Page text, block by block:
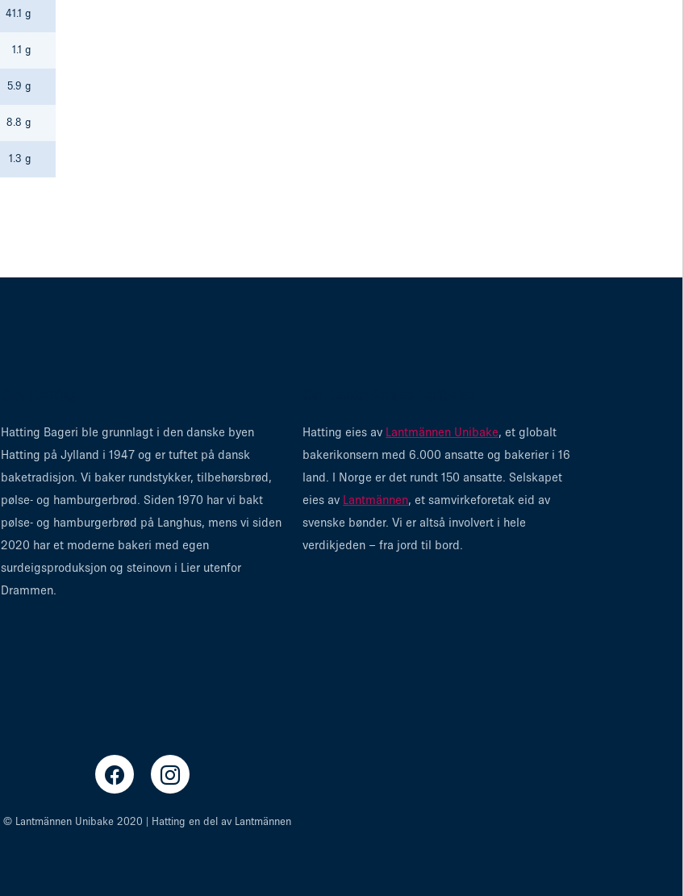
41.1 g
1.1 g
5.9 g
8.8 g
1.3 g
Hatting Bageri ble grunnlagt i den danske byen
Hatting på Jylland i 1947 og er tuftet på dansk
baketradisjon. Vi baker rundstykker, tilbehørsbrød,
pølse- og hamburgerbrød. Siden 1970 har vi bakt
pølse- og hamburgerbrød på Langhus, mens vi siden
2020 har et moderne bakeri med egen
surdeigsproduksjon og steinovn i Lier utenfor
Drammen.
Hatting eies av Lantmännen Unibake, et globalt
bakerikonsern med 6.000 ansatte og bakerier i 16
land. I Norge er det rundt 150 ansatte. Selskapet
eies av Lantmännen, et samvirkeforetak eid av
svenske bønder. Vi er altså involvert i hele
verdikjeden – fra jord til bord.
© Lantmännen Unibake 2020 | Hatting en del av Lantmännen